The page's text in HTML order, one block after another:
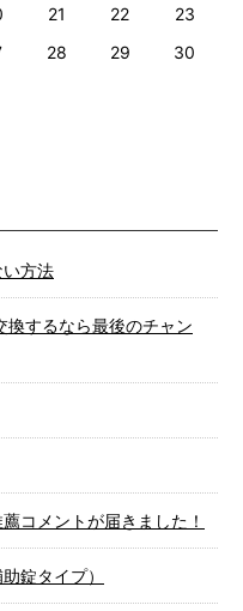
21 22
23
28 29
30
方法
するなら最後のチャン
コメントが届きました！
錠タイプ）